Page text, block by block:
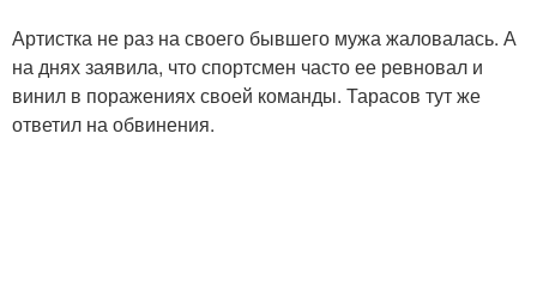
Артистка не раз на своего бывшего мужа жаловалась. А
на днях заявила, что спортсмен часто ее ревновал и
винил в поражениях своей команды. Тарасов тут же
ответил на обвинения.